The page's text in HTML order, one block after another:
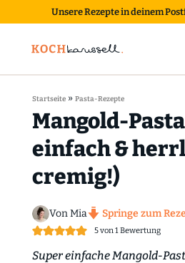
Unsere Rezepte in deinem
Startseite» Pasta-Rezepte
Mangold-
einfach &
cremig!)
Von Mia Springe zum
5von 1 Bewertung
Super einfache Mangold-